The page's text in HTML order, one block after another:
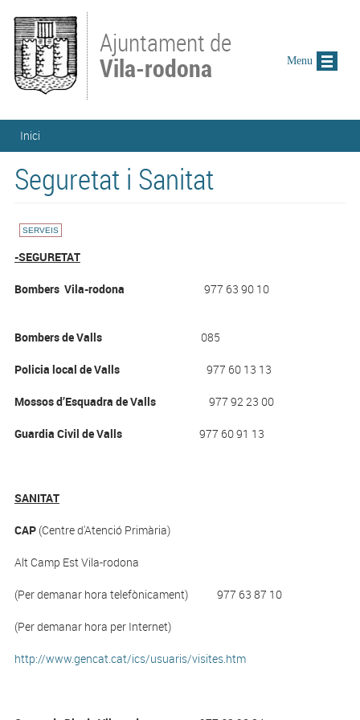
Ajuntament de
Vila-rodona
Esteu aquí
Inici
Seguretat i Sanitat
SERVEIS
-SEGURETAT
Bombers Vila-rodona 977 63 90 10
Bombers de Valls 085
Policia local de Valls 977 60 13 13
Mossos d’Esquadra de Valls 977 92 23 00
Guardia Civil de Valls 977 60 91 13
SANITAT
CAP(Centre d'Atenció Primària)
Alt Camp Est Vila-rodona
(Per demanar hora telefònicament) 977 63 87 10
(Per demanar hora per Internet)
http://www.gencat.cat/ics/usuaris/visites.htm
Menu